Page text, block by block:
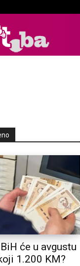
će u avgustu
1.200 KM?